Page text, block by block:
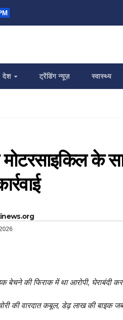
देश ट्रेंडिंग न्यूज़ स्वास्थ्य
मोटरसाइकिल के
बेचने की फिराक में था आरोपी, घेराबंदी
की वारदात कबूल, डेढ़ लाख की बाइक